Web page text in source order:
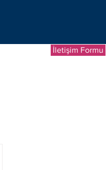
İletişim Formu